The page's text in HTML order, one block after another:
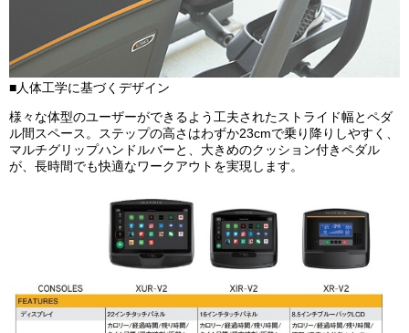
■人体工学に基づくデザイン
様々な体型のユーザーができるよう工夫されたストライド幅とペダ
ル間スペース。ステップの高さはわずか23cmで乗り降りしやすく、
マルチグリップハンドルバーと、大きめのクッション付きペダル
が、長時間でも快適なワークアウトを実現します。